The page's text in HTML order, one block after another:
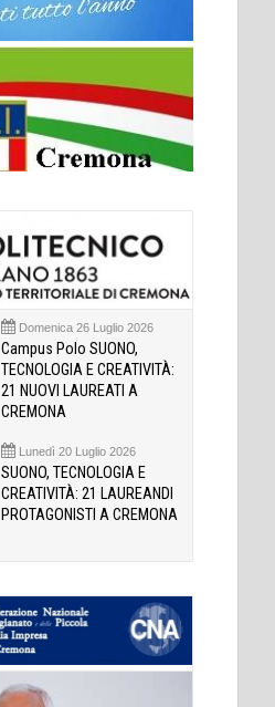
Domenica 26 Luglio 2026
Campus Polo SUONO,
TECNOLOGIA E CREATIVITÀ:
21 NUOVI LAUREATI A
CREMONA
Lunedì 20 Luglio 2026
SUONO, TECNOLOGIA E
CREATIVITÀ: 21 LAUREANDI
PROTAGONISTI A CREMONA